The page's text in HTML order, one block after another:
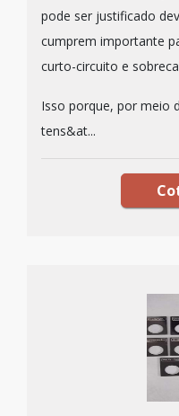
pode ser justificado
cumprem importante
curto-circuito e
Isso porque, por meio
tens&at...